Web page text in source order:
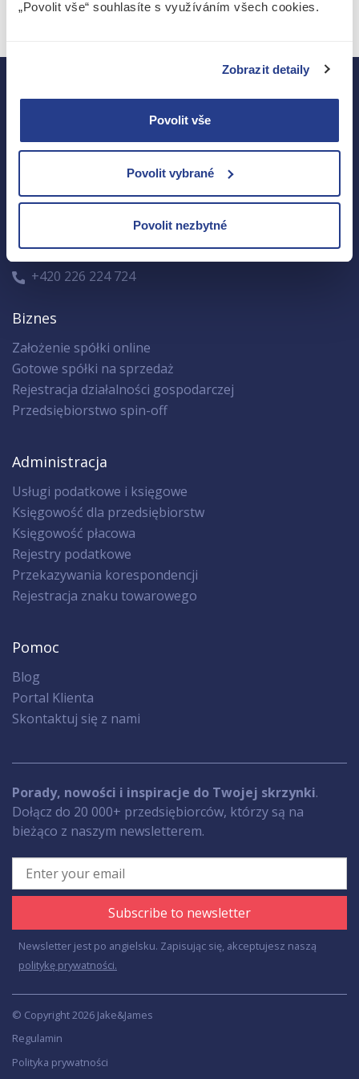
„Povolit vše“ souhlasíte s využíváním všech cookies.
Zobrazit detaily
Povolit vše
Povolit vybrané
Povolit nezbytné
Jake&James Accounting s.r.o.
Revoluční 15, 110 00 Praha 1
DIČ: CZ02221977
info@jake-james.cz
+420 226 224 724
Biznes
Założenie spółki online
Gotowe spółki na sprzedaż
Rejestracja działalności gospodarczej
Przedsiębiorstwo spin-off
Administracja
Usługi podatkowe i księgowe
Księgowość dla przedsiębiorstw
Księgowość płacowa
Rejestry podatkowe
Przekazywania korespondencji
Rejestracja znaku towarowego
Pomoc
Blog
Portal Klienta
Skontaktuj się z nami
Porady, nowości i inspiracje do Twojej skrzynki.
Dołącz do 20 000+ przedsiębiorców, którzy są na
bieżąco z naszym newsletterem.
Subscribe to newsletter
Newsletter jest po angielsku. Zapisując się, akceptujesz naszą
politykę prywatności.
© Copyright 2026 Jake&James
Regulamin
Polityka prywatności